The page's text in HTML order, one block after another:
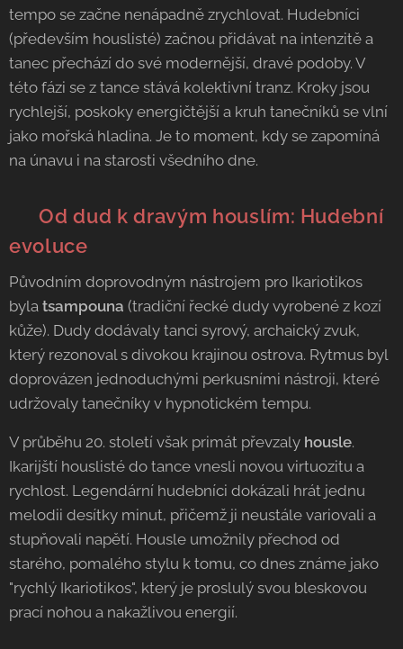
tempo se začne nenápadně zrychlovat. Hudebníci
(především houslisté) začnou přidávat na intenzitě a
tanec přechází do své modernější, dravé podoby. V
této fázi se z tance stává kolektivní tranz. Kroky jsou
rychlejší, poskoky energičtější a kruh tanečníků se vlní
jako mořská hladina. Je to moment, kdy se zapomíná
na únavu i na starosti všedního dne.
🎻 Od dud k dravým houslím: Hudební
evoluce
Původním doprovodným nástrojem pro Ikariotikos
byla tsampouna (tradiční řecké dudy vyrobené z kozí
kůže). Dudy dodávaly tanci syrový, archaický zvuk,
který rezonoval s divokou krajinou ostrova. Rytmus byl
doprovázen jednoduchými perkusními nástroji, které
udržovaly tanečníky v hypnotickém tempu.
V průběhu 20. století však primát převzaly housle.
Ikarijští houslisté do tance vnesli novou virtuozitu a
rychlost. Legendární hudebníci dokázali hrát jednu
melodii desítky minut, přičemž ji neustále variovali a
stupňovali napětí. Housle umožnily přechod od
starého, pomalého stylu k tomu, co dnes známe jako
"rychlý Ikariotikos", který je proslulý svou bleskovou
prací nohou a nakažlivou energií.